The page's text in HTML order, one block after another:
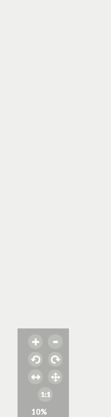
10%